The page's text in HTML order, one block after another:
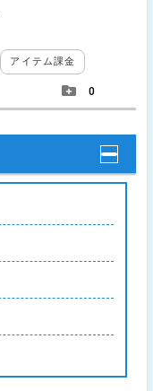
アイテム課金
0